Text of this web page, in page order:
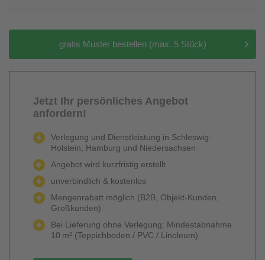
gratis Muster bestellen (max. 5 Stück)
Jetzt Ihr persönliches Angebot
anfordern!
Verlegung und Dienstleistung in Schleswig-
Holstein, Hamburg und Niedersachsen
Angebot wird kurzfristig erstellt
unverbindlich & kostenlos
Mengenrabatt möglich (B2B, Objekt-Kunden,
Großkunden)
Bei Lieferung ohne Verlegung: Mindestabnahme
10 m² (Teppichboden / PVC / Linoleum)